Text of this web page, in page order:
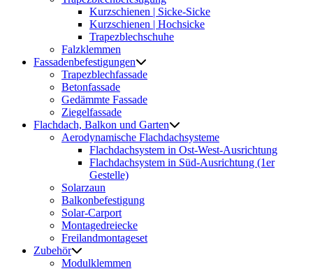
Kurzschienen | Sicke-Sicke
Kurzschienen | Hochsicke
Trapezblechschuhe
Falzklemmen
Fassadenbefestigungen
Trapezblechfassade
Betonfassade
Gedämmte Fassade
Ziegelfassade
Flachdach, Balkon und Garten
Aerodynamische Flachdachsysteme
Flachdachsystem in Ost-West-Ausrichtung
Flachdachsystem in Süd-Ausrichtung (1er
Gestelle)
Solarzaun
Balkonbefestigung
Solar-Carport
Montagedreiecke
Freilandmontageset
Zubehör
Modulklemmen